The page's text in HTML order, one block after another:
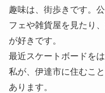
趣味は、 街歩きです。
フェや雑貨屋を見たり、
が好きです。
最近スケートボードを
私が、伊達市に住むこ
あります。